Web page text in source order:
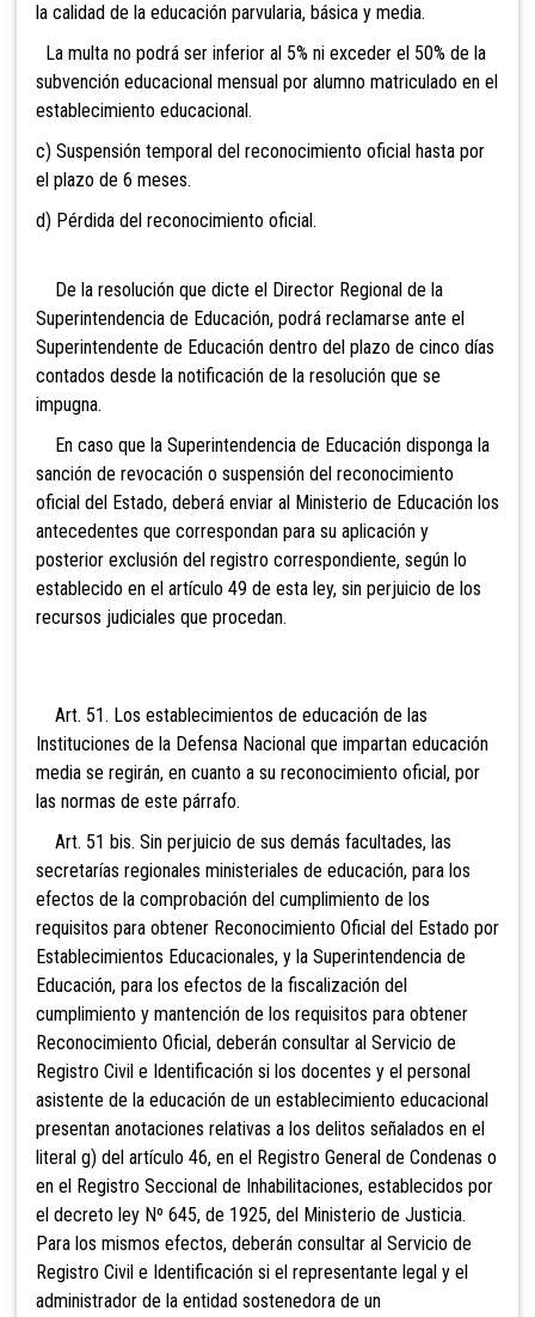
la calidad de la educación parvularia, básica y media.
La multa no podrá ser inferior al 5% ni exceder el 50% de la
subvención educacional mensual por alumno matriculado en el
establecimiento educacional.
c) Suspensión temporal del reconocimiento oficial hasta por
el plazo de 6 meses.
d) Pérdida del reconocimiento oficial.
De la resolución que dicte el Director Regional de la
Superintendencia de Educación, podrá reclamarse ante el
Superintendente de Educación dentro del plazo de cinco días
contados desde la notificación de la resolución que se
impugna.
En caso que la Superintendencia de Educación disponga la
sanción de revocación o suspensión del reconocimiento
oficial del Estado, deberá enviar al Ministerio de Educación los
antecedentes que correspondan para su aplicación y
posterior exclusión del registro correspondiente, según lo
establecido en el artículo 49 de esta ley, sin perjuicio de los
recursos judiciales que procedan.
Art. 51. Los establecimientos de educación de las
Instituciones de la Defensa Nacional que impartan educación
media se regirán, en cuanto a su reconocimiento oficial, por
las normas de este párrafo.
Art. 51 bis. Sin perjuicio de sus demás facultades, las
secretarías regionales ministeriales de educación, para los
efectos de la comprobación del cumplimiento de los
requisitos para obtener Reconocimiento Oficial del Estado por
Establecimientos Educacionales, y la Superintendencia de
Educación, para los efectos de la fiscalización del
cumplimiento y mantención de los requisitos para obtener
Reconocimiento Oficial, deberán consultar al Servicio de
Registro Civil e Identificación si los docentes y el personal
asistente de la educación de un establecimiento educacional
presentan anotaciones relativas a los delitos señalados en el
literal g) del artículo 46, en el Registro General de Condenas o
en el Registro Seccional de Inhabilitaciones, establecidos por
el decreto ley Nº 645, de 1925, del Ministerio de Justicia.
Para los mismos efectos, deberán consultar al Servicio de
Registro Civil e Identificación si el representante legal y el
administrador de la entidad sostenedora de un